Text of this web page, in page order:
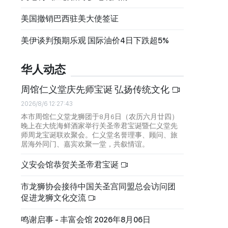
美国撤销巴西驻美大使签证
美伊谈判预期乐观 国际油价4日下跌超5%
华人动态
周馆仁义堂庆先师宝诞 弘扬传统文化
2026/8/6 12:27:43
本市周馆仁义堂龙狮团于8月6日（农历六月廿四）
晚上在大统海鲜酒家举行关圣帝君宝诞暨仁义堂先
师周龙宝诞联欢聚会。仁义堂名誉理事、顾问、旅
居海外同门、嘉宾欢聚一堂，共叙情谊。
义安会馆恭贺关圣帝君宝诞
市龙狮协会接待中国关圣宫同盟总会访问团
促进龙狮文化交流
鸣谢启事 - 丰富会馆 2026年8月06日